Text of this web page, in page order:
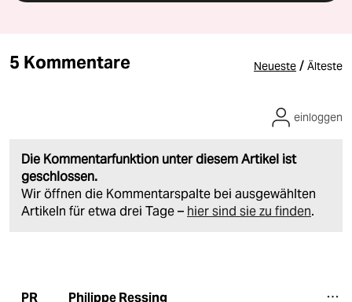
5 Kommentare Neueste / Älteste
Die Kommentarfunktion unter diesem Artikel ist
geschlossen.
Wir öffnen die Kommentarspalte bei ausgewählten
Artikeln für etwa drei Tage – hier sind sie zu finden.
einloggen
PR Philippe Ressing